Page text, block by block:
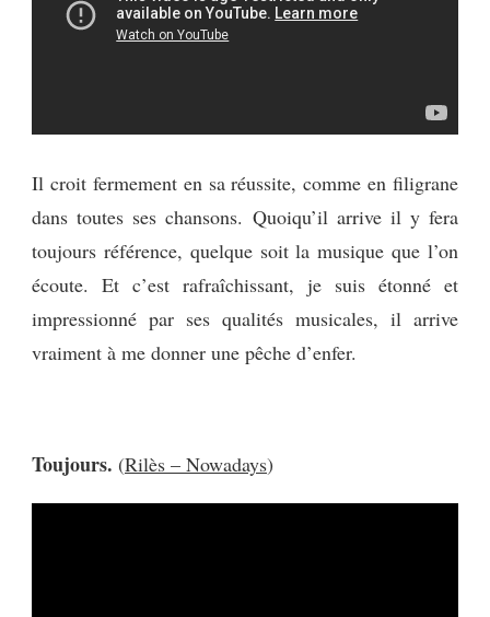
Il croit fermement en sa réussite, comme en filigrane
dans toutes ses chansons. Quoiqu’il arrive il y fera
toujours référence, quelque soit la musique que l’on
écoute. Et c’est rafraîchissant, je suis étonné et
impressionné par ses qualités musicales, il arrive
vraiment à me donner une pêche d’enfer.
Toujours. (Rilès – Nowadays)